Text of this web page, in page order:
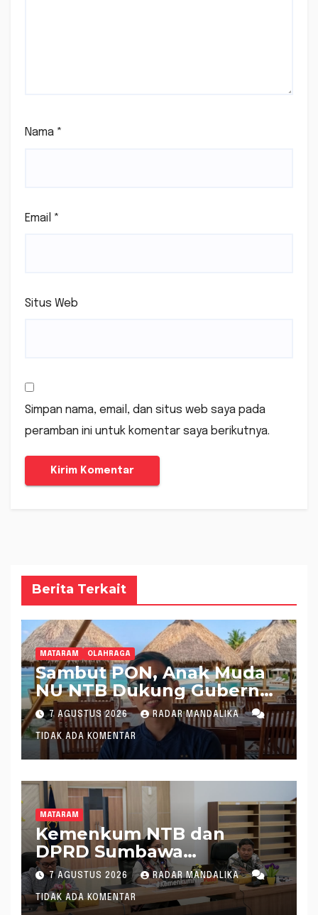
Nama *
Email *
Situs Web
Simpan nama, email, dan situs web saya pada
peramban ini untuk komentar saya berikutnya.
Berita Terkait
MATARAM OLAHRAGA
Sambut PON, Anak Muda
NU NTB Dukung Gubernur
Pimpin KONI NTB
7 AGUSTUS 2026 RADAR MANDALIKA
TIDAK ADA KOMENTAR
MATARAM
Kemenkum NTB dan
DPRD Sumbawa
Mantapkan Rencana
Pembentukan 8 Raperda
Inisiatif
7 AGUSTUS 2026 RADAR MANDALIKA
TIDAK ADA KOMENTAR